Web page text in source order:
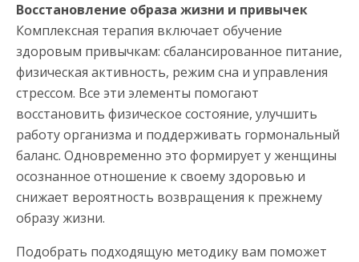
Восстановление образа жизни и привычек
Комплексная терапия включает обучение
здоровым привычкам: сбалансированное питание,
физическая активность, режим сна и управления
стрессом. Все эти элементы помогают
восстановить физическое состояние, улучшить
работу организма и поддерживать гормональный
баланс. Одновременно это формирует у женщины
осознанное отношение к своему здоровью и
снижает вероятность возвращения к прежнему
образу жизни.
Подобрать подходящую методику вам поможет